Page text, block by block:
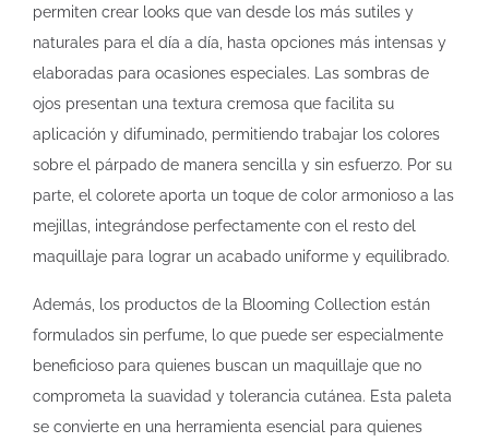
permiten crear looks que van desde los más sutiles y
naturales para el día a día, hasta opciones más intensas y
elaboradas para ocasiones especiales. Las sombras de
ojos presentan una textura cremosa que facilita su
aplicación y difuminado, permitiendo trabajar los colores
sobre el párpado de manera sencilla y sin esfuerzo. Por su
parte, el colorete aporta un toque de color armonioso a las
mejillas, integrándose perfectamente con el resto del
maquillaje para lograr un acabado uniforme y equilibrado.
Además, los productos de la Blooming Collection están
formulados sin perfume, lo que puede ser especialmente
beneficioso para quienes buscan un maquillaje que no
comprometa la suavidad y tolerancia cutánea. Esta paleta
se convierte en una herramienta esencial para quienes